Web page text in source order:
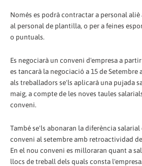
Només es podrà contractar a personal
al personal de plantilla, o per a feines
o puntuals.
Es negociarà un conveni d'empresa a
es tancarà la negociació a 15 de Setembre
als treballadors se'ls aplicarà una pujada
maig, a compte de les noves taules
conveni.
També se'ls abonaran la diferència
conveni al setembre amb retroactividad
En el nou conveni es milloraran quant a
llocs de treball dels quals consta l'empresa.